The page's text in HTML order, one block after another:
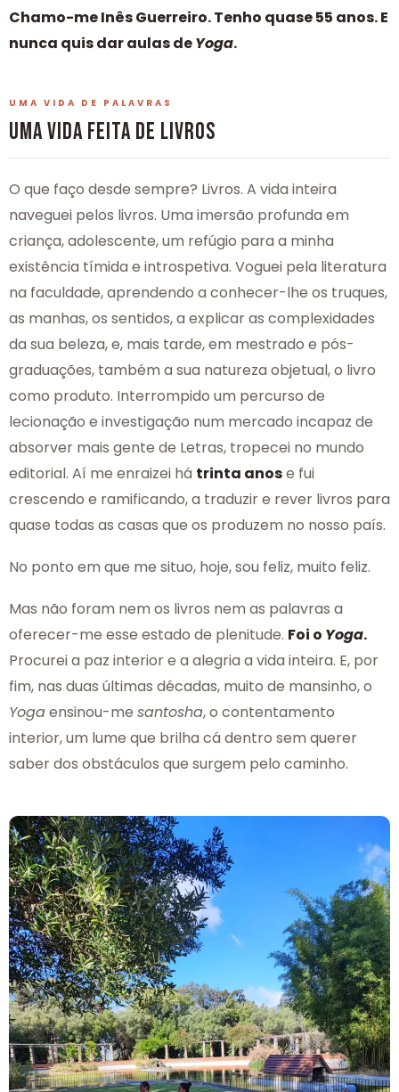
Chamo-me Inês Guerreiro. Tenho quase 55 anos. E
nunca quis dar aulas deYoga.
UMA VIDA DE PALAVRAS
UMA VIDA FEITA DE LIVROS
O que faço desde sempre? Livros. A vida inteira
naveguei pelos livros. Uma imersão profunda em
criança, adolescente, um refúgio para a minha
existência tímida e introspetiva. Voguei pela literatura
na faculdade, aprendendo a conhecer-lhe os truques,
as manhas, os sentidos, a explicar as complexidades
da sua beleza, e, mais tarde, em mestrado e pós-
graduações, também a sua natureza objetual, o livro
como produto. Interrompido um percurso de
lecionação e investigação num mercado incapaz de
absorver mais gente de Letras, tropecei no mundo
editorial. Aí me enraizei há trinta anose fui
crescendo e ramificando, a traduzir e rever livros para
quase todas as casas que os produzem no nosso país.
No ponto em que me situo, hoje, sou feliz, muito feliz.
Mas não foram nem os livros nem as palavras a
oferecer-me esse estado de plenitude. Foi o Yoga.
Procurei a paz interior e a alegria a vida inteira. E, por
fim, nas duas últimas décadas, muito de mansinho, o
Yogaensinou-me santosha, o contentamento
interior, um lume que brilha cá dentro sem querer
saber dos obstáculos que surgem pelo caminho.